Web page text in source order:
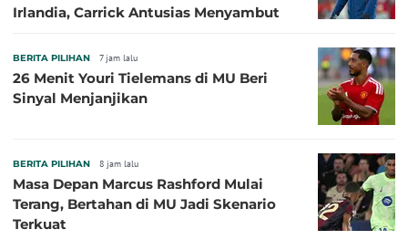
Irlandia, Carrick Antusias Menyambut
BERITA PILIHAN 7 jam lalu
26 Menit Youri Tielemans di MU Beri
Sinyal Menjanjikan
BERITA PILIHAN 8 jam lalu
Masa Depan Marcus Rashford Mulai
Terang, Bertahan di MU Jadi Skenario
Terkuat